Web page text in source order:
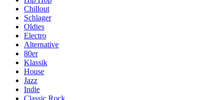
Chillout
Schlager
Oldies
Electro
Alternative
80er
Klassik
House
Jazz
Indie